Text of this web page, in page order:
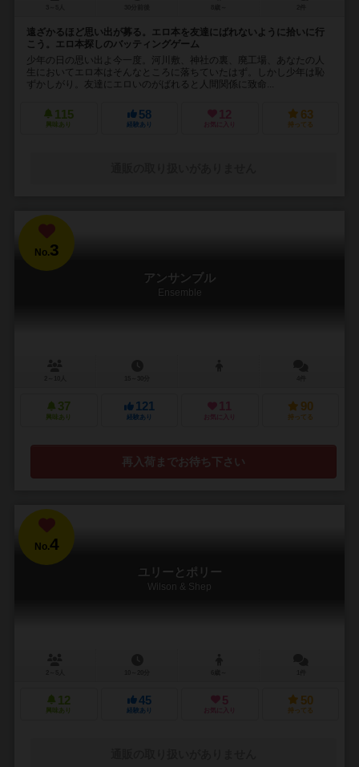
遠ざかるほど思い出が募る。エロ本を友達にばれないように拾いに行
こう。エロ本探しのバッティングゲーム
少年の日の思い出よ今一度。河川敷、神社の裏、廃工場、あなたの人
生においてエロ本はそんなところに落ちていたはず。しかし少年は恥
ずかしがり。友達にエロいのがばれると人間関係に致命...
115
興味あり
58
経験あり
12
お気に入り
63
持ってる
No.3
アンサンブル
Ensemble
37
興味あり
121
経験あり
11
お気に入り
90
持ってる
再入荷までお待ち下さい
No.4
ユリーとポリー
Wilson & Shep
12
興味あり
45
経験あり
5
お気に入り
50
持ってる